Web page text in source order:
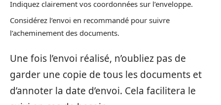
Indiquez clairement vos coordonnées sur l’enveloppe.
Considérez l’envoi en recommandé pour suivre
l’acheminement des documents.
Une fois l’envoi réalisé, n’oubliez pas de
garder une copie de tous les documents et
d’annoter la date d’envoi. Cela facilitera le